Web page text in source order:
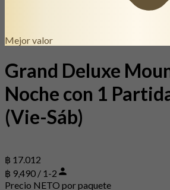
Mejor valor
Grand Deluxe
Noche con 1
(Vie-Sáb)
฿ 17.012
฿ 9,490 / 1-2
Precio NETO por paquete